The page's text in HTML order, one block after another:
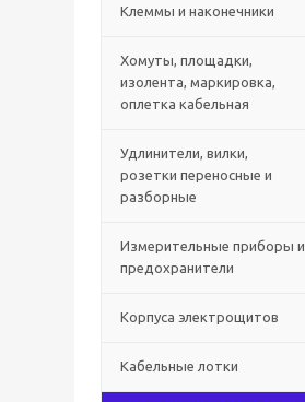
Клеммы и наконечники
Хомуты, площадки,
изолента, маркировка,
оплетка кабельная
Удлинители, вилки,
розетки переносные и
разборные
Измерительные приборы и
предохранители
Корпуса электрощитов
Кабельные лотки